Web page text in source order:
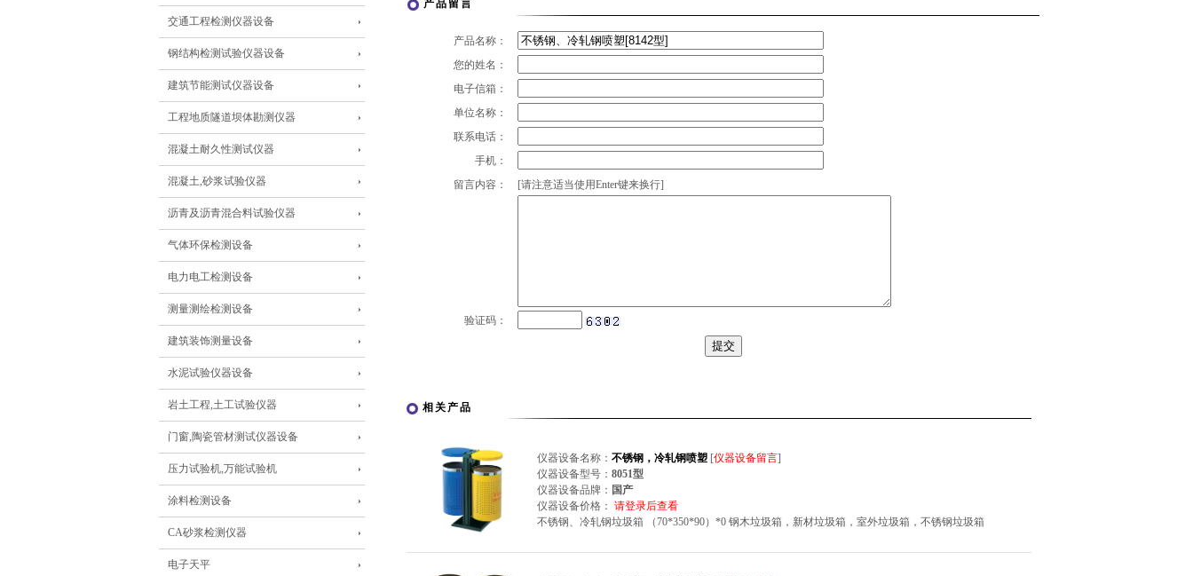
交通工程检测仪器设备
钢结构检测试验仪器设备
建筑节能测试仪器设备
工程地质隧道坝体勘测仪器
混凝土耐久性测试仪器
混凝土,砂浆试验仪器
沥青及沥青混合料试验仪器
气体环保检测设备
电力电工检测设备
测量测绘检测设备
建筑装饰测量设备
水泥试验仪器设备
岩土工程,土工试验仪器
门窗,陶瓷管材测试仪器设备
压力试验机,万能试验机
涂料检测设备
CA砂浆检测仪器
电子天平
产品留言
产品名称：
您的姓名：
电子信箱：
单位名称：
联系电话：
手机：
留言内容：
[请注意适当使用Enter键来换行]
验证码：
相关产品
仪器设备名称： 不锈钢，冷轧钢喷塑 [仪器设备留言]
仪器设备型号： 8051型
仪器设备品牌： 国产
仪器设备价格： 请登录后查看
不锈钢、冷轧钢垃圾箱 （70*350*90）*0 钢木垃圾箱，新材垃圾箱，室外垃圾箱，不锈钢垃圾箱